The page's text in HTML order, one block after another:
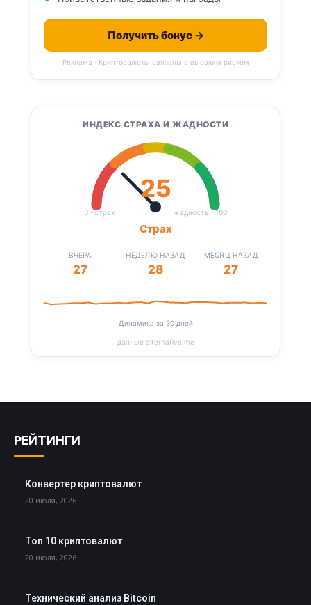
Получить бонус →
Реклама · Криптовалюты связаны с высоким риском
ИНДЕКС СТРАХА И ЖАДНОСТИ
0 · страх жадность · 100
25
Страх
ВЧЕРА
27
НЕДЕЛЮ НАЗАД
28
МЕСЯЦ НАЗАД
27
Динамика за 30 дней
данные alternative.me
РЕЙТИНГИ
Конвертер криптовалют
20 июля, 2026
Топ 10 криптовалют
20 июля, 2026
Технический анализ Bitcoin